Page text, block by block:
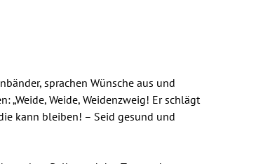
sprachen Wünsche aus und
„Weide, Weide, Weidenzweig! Er schlägt
kann bleiben! – Seid gesund und